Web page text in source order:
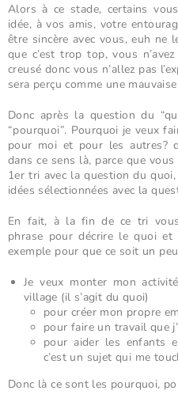
Alors à ce stade, certains
idée, à vos amis, votre
être sincère avec vous, euh ne
que c’est trop top, vous
creusé donc vous n’allez pas
sera perçu comme une
Donc après la question du
“pourquoi”. Pourquoi je veux
pour moi et pour les autres?
dans ce sens là, parce que
1er tri avec la question du
idées sélectionnées avec la
En fait, à la fin de ce tri
phrase pour décrire le quoi
exemple pour que ce soit un
Je veux monter mon
village (il s’agit du quoi)
pour créer mon propre
pour faire un travail que
pour aider les enfants
c’est un sujet qui me
Donc là ce sont les pourquoi,